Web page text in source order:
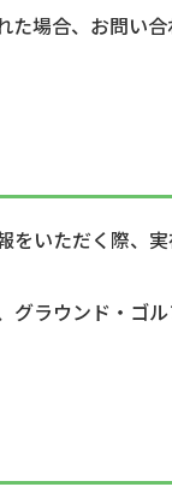
場合、お問い
いただく際、
ラウンド・ゴ